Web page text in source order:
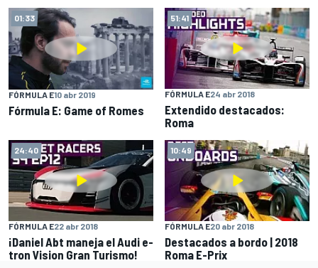
01:33
FÓRMULA E10 abr 2019
Fórmula E: Game of Romes
51:41
FÓRMULA E24 abr 2018
Extendido destacados:
Roma
24:40
FÓRMULA E22 abr 2018
¡Daniel Abt maneja el Audi e-
tron Vision Gran Turismo!
10:49
FÓRMULA E20 abr 2018
Destacados a bordo | 2018
Roma E-Prix